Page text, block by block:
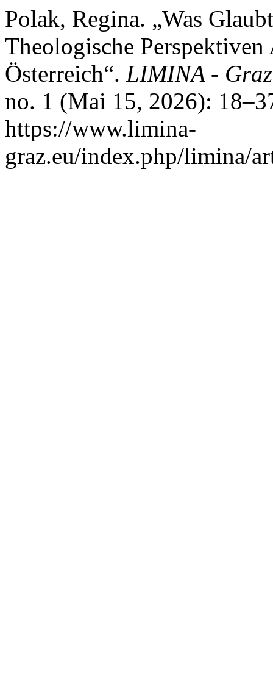
Polak, Regina. „Was
Theologische
Österreich“. LIMINA -
no. 1 (Mai 15, 2026):
https://www.limina-
graz.eu/index.php/limina/